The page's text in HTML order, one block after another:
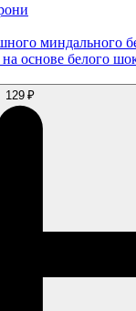
миндального
основе белого
129 ₽